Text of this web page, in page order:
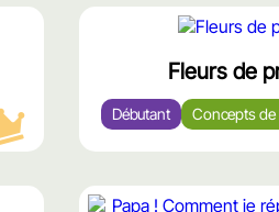
محتوى
Fleurs de
Débutant Concepts de
محتوى